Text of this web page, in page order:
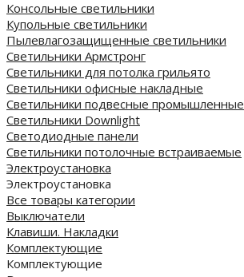
Консольные светильники
Купольные светильники
Пылевлагозащищенные светильники
Светильники Армстронг
Светильники для потолка грильято
Светильники офисные накладные
Светильники подвесные промышленные
Светильники Downlight
Светодиодные панели
Cветильники потолочные встраиваемые
Электроустановка
Электроустановка
Все товары категории
Выключатели
Клавиши. Накладки
Комплектующие
Комплектующие